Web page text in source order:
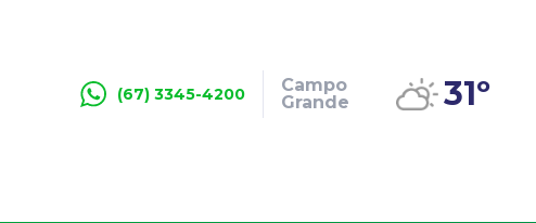
(67) 3345-4200
Campo
Grande
31º